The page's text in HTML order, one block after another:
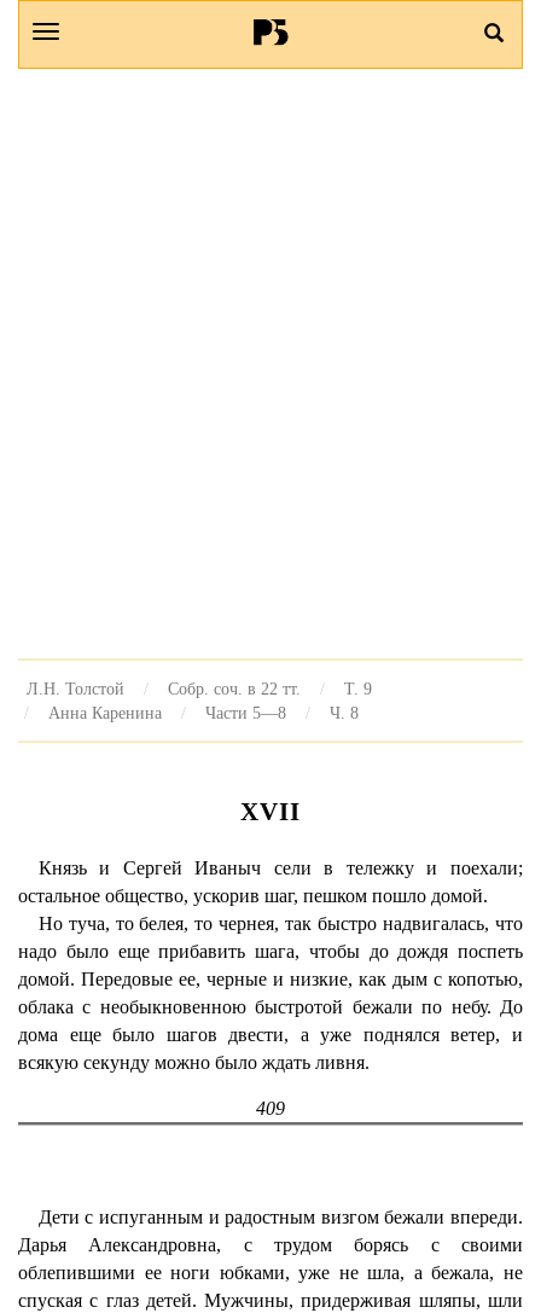
Л.Н. Толстой Собр. соч. в 22 тт.
Т. 9
Анна Каренина
Части 5—8 Ч. 8
XVII
Князь и Сергей Иваныч сели в тележку и поехали;
остальное общество, ускорив шаг, пешком пошло домой.
Но туча, то белея, то чернея, так быстро надвигалась, что
надо было еще прибавить шага, чтобы до дождя поспеть
домой. Передовые ее, черные и низкие, как дым с копотью,
облака с необыкновенною быстротой бежали по небу. До
дома еще было шагов двести, а уже поднялся ветер, и
всякую секунду можно было ждать ливня.
409
Дети с испуганным и радостным визгом бежали впереди.
Дарья Александровна, с трудом борясь с своими
облепившими ее ноги юбками, уже не шла, а бежала, не
спуская с глаз детей. Мужчины, придерживая шляпы, шли